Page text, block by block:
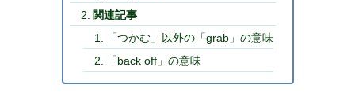
関連記事
「つかむ」以外の「grab」の意味
「back off」の意味